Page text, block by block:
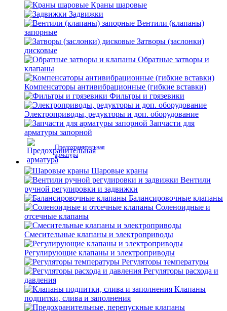
Краны шаровые
Задвижки
Вентили (клапаны)
запорные
Затворы (заслонки)
дисковые
Обратные затворы и
клапаны
Компенсаторы антивибрационные (гибкие вставки)
Фильтры и грязевики
Электроприводы, редукторы и доп. оборудование
Запчасти для
арматуры запорной
Предохранительная
арматура
Шаровые краны
Вентили
ручной регулировки и задвижки
Балансировочные клапаны
Соленоидные и
отсечные клапаны
Смесительные клапаны и электроприводы
Регулирующие клапаны и электроприводы
Регуляторы температуры
Регуляторы расхода и
давления
Клапаны
подпитки, слива и заполнения